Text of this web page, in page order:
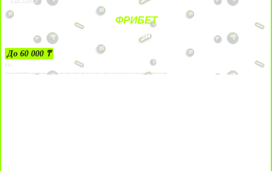
ФРИБЕТ
ЗА ДЕПОЗИТЫ
До 60 000 ₸
21+
Лицензии №24514359, выданной комитетом индустрии туризма Министерства культуры и спорта Республики Казахстан срок до 27 сентября 2034 года.